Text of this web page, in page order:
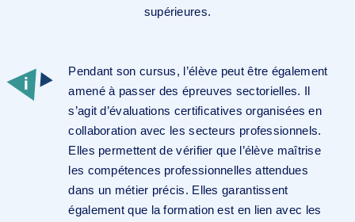
qualification et/ou professionnel.
l’élève.
Autre possibilité
supérieures.
Pendant son cursus, l’élève peut être également
amené à passer des épreuves sectorielles. Il
s’agit d’évaluations certificatives organisées en
collaboration avec les secteurs professionnels.
Elles permettent de vérifier que l’élève maîtrise
les compétences professionnelles attendues
dans un métier précis. Elles garantissent
également que la formation est en lien avec les